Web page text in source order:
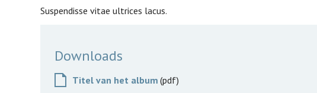
Suspendisse vitae ultrices lacus.
Downloads
Titel van het album